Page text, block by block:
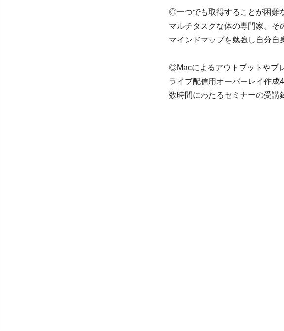
◎一つでも取得することが困難
マルチタスクな体の専門家。そ
マインドマップを勉強し自分自
◎Macによるアウトプットやプ
ライブ配信用オーバーレイ作成
数時間にわたるセミナーの受講